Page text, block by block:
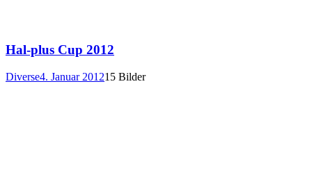
Hal-plus Cup 2012
Diverse4. Januar 201215 Bilder